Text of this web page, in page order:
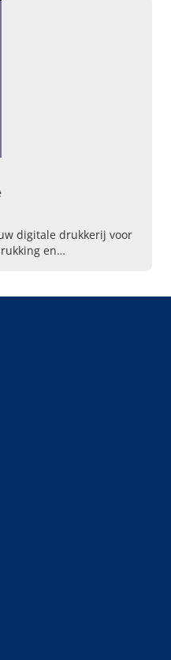
digitale drukkerij voor
en